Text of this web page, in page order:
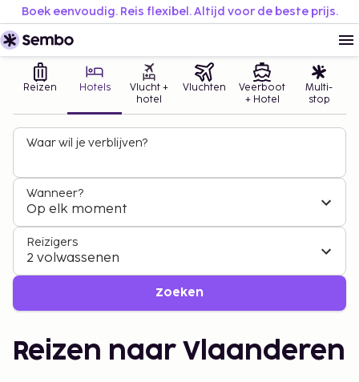
Boek eenvoudig. Reis flexibel. Altijd voor de beste prijs.
Reizen Hotels
Vlucht +
hotel
Vluchten
Veerboot
+ Hotel
Multi-
stop
Waar wil je verblijven?
Wanneer?
Op elk moment
Reizigers
2 volwassenen
Zoeken
Reizen naar Vlaanderen